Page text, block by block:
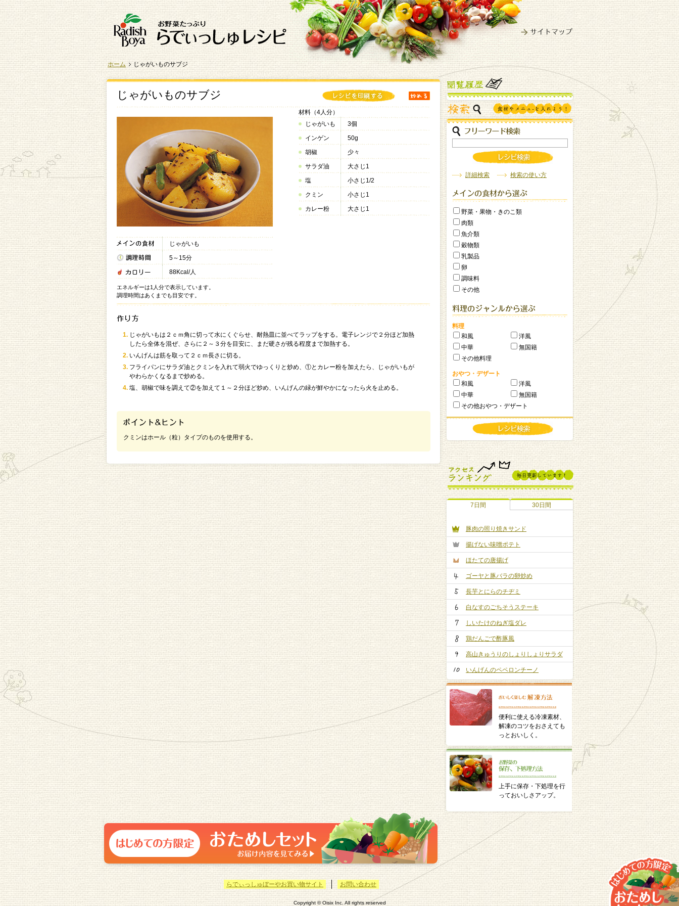
ホーム じゃがいものサブジ
じゃがいものサブジ
じゃがいも
5～15分
88Kcal/人
エネルギーは1人分で表示しています。
調理時間はあくまでも目安です。
材料（4人分）
じゃがいも
3個
インゲン
50g
胡椒
少々
サラダ油
大さじ1
塩
小さじ1/2
クミン
小さじ1
カレー粉
大さじ1
じゃがいもは２ｃｍ角に切って水にくぐらせ、耐熱皿に並べてラップをする。電子レンジで２分ほど加熱
したら全体を混ぜ、さらに２～３分を目安に、まだ硬さが残る程度まで加熱する。
いんげんは筋を取って２ｃｍ長さに切る。
フライパンにサラダ油とクミンを入れて弱火でゆっくりと炒め、①とカレー粉を加えたら、じゃがいもが
やわらかくなるまで炒める。
塩、胡椒で味を調えて②を加えて１～２分ほど炒め、いんげんの緑が鮮やかになったら火を止める。
クミンはホール（粒）タイプのものを使用する。
詳細検索 検索の使い方
野菜・果物・きのこ類
肉類
魚介類
穀物類
乳製品
卵
調味料
その他
料理
和風
洋風
中華
無国籍
その他料理
おやつ・デザート
和風
洋風
中華
無国籍
その他おやつ・デザート
7日間 30日間
豚肉の照り焼きサンド
揚げない味噌ポテト
ほたての唐揚げ
ゴーヤと豚バラの卵炒め
長芋とにらのチヂミ
白なすのごちそうステーキ
しいたけのねぎ塩ダレ
鶏だんごで酢豚風
高山きゅうりのしょりしょりサラダ
いんげんのペペロンチーノ
便利に使える冷凍素材、
解凍のコツをおさえても
っとおいしく。
上手に保存・下処理を行
っておいしさアップ。
らでぃっしゅぼーやお買い物サイト お問い合わせ
Copyright © Oisix Inc. All rights reserved